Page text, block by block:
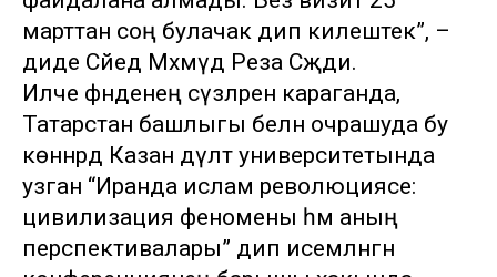
марттан соң булачак дип килештек”, –
диде Сәйед Мәхмүд Реза Сәҗәди.
Илче әфәнденең сүзләренә караганда,
Татарстан башлыгы белән очрашуда бу
көннәрдә Казан дәүләт университетында
узган “Иранда ислам революциясе:
цивилизация феномены һәм аның
перспективалары” дип исемләнгән